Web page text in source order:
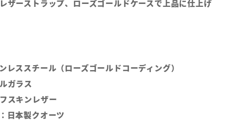
ザーストラップ、ローズゴールドケースで上品に仕上げ
レススチール（ローズゴールドコーディング）
ガラス
スキンレザー
日本製クオーツ